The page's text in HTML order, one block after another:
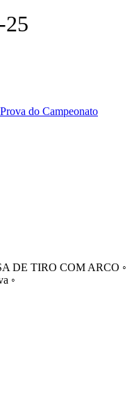
25
Prova do Campeonato
DE TIRO COM ARCO ◦
◦